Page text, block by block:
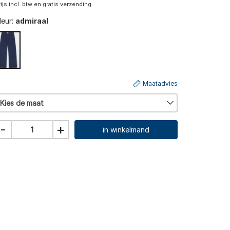
incl. btw en gratis verzending.
admiraal
Kies de maat
Maatadvies
- + in winkelmand